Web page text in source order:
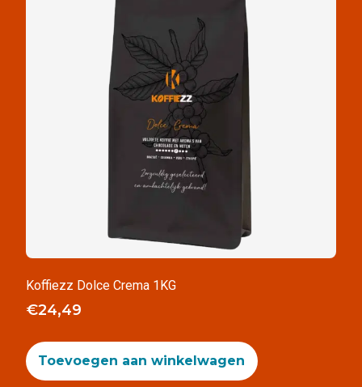
Koffiezz Dolce Crema 1KG
€24,49
Toevoegen aan winkelwagen